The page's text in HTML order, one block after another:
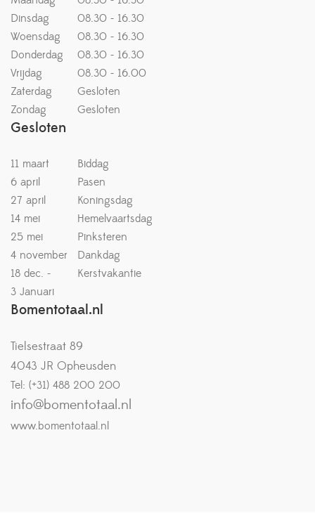
Dinsdag
08.30 - 16.30
Woensdag
08.30 - 16.30
Donderdag
08.30 - 16.30
Vrijdag
08.30 - 16.00
Zaterdag
Gesloten
Zondag
Gesloten
Gesloten
11 maart
Biddag
6 april
Pasen
27 april
Koningsdag
14 mei
Hemelvaartsdag
25 mei
Pinksteren
4 november
Dankdag
18 dec. -
Kerstvakantie
3 Januari
Bomentotaal.nl
Tielsestraat 89
4043 JR Opheusden
Tel: (+31) 488 200 200
info@bomentotaal.nl
www.bomentotaal.nl